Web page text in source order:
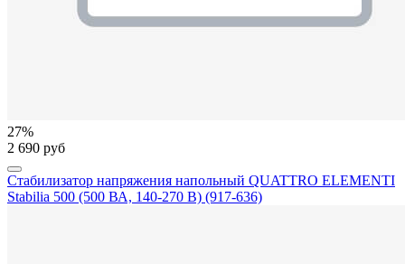
27%
2 690 руб
Стабилизатор напряжения напольный QUATTRO ELEMENTI
Stabilia 500 (500 ВА, 140-270 В) (917-636)